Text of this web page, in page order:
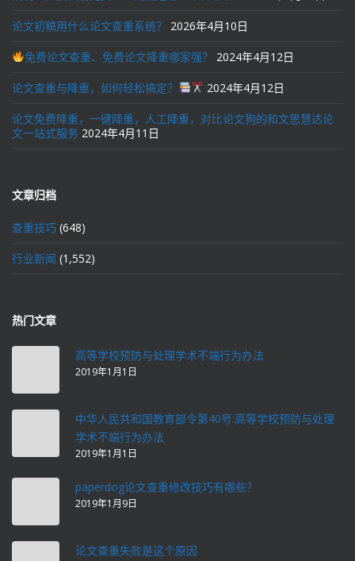
论文初稿用什么论文查重系统？ 2026年4月10日
免费论文查重、免费论文降重哪家强？ 2024年4月12日
论文查重与降重，如何轻松搞定？ 2024年4月12日
论文免费降重，一键降重，人工降重，对比论文狗的和文思慧达论
文一站式服务 2024年4月11日
文章归档
查重技巧 (648)
行业新闻 (1,552)
热门文章
高等学校预防与处理学术不端行为办法
2019年1月1日
中华人民共和国教育部令第40号:高等学校预防与处理
学术不端行为办法
2019年1月1日
paperdog论文查重修改技巧有哪些？
2019年1月9日
论文查重失败是这个原因